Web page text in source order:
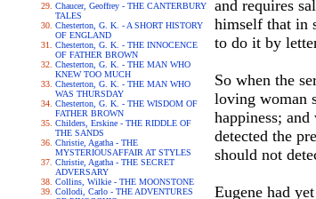
Chaucer, Geoffrey - THE CANTERBURY
TALES
Chesterton, G. K. - A SHORT HISTORY
OF ENGLAND
Chesterton, G. K. - THE INNOCENCE
OF FATHER BROWN
Chesterton, G. K. - THE MAN WHO
KNEW TOO MUCH
Chesterton, G. K. - THE MAN WHO
WAS THURSDAY
Chesterton, G. K. - THE WISDOM OF
FATHER BROWN
Childers, Erskine - THE RIDDLE OF
THE SANDS
Christie, Agatha - THE
MYSTERIOUSAFFAIR AT STYLES
Christie, Agatha - THE SECRET
ADVERSARY
Collins, Wilkie - THE MOONSTONE
Collodi, Carlo - THE ADVENTURES
and requires
himself that in
to do it by
So when the
loving woman
happiness;
detected the
should not
Eugene had